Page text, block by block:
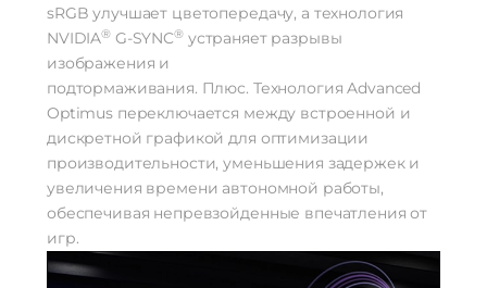
sRGB улучшает цветопередачу, а технология
NVIDIA® G-SYNC®устраняет разрывы
изображения и
подтормаживания. Плюс. Технология Advanced
Optimus переключается между встроенной и
дискретной графикой для оптимизации
производительности, уменьшения задержек и
увеличения времени автономной работы,
обеспечивая непревзойденные впечатления от
игр.